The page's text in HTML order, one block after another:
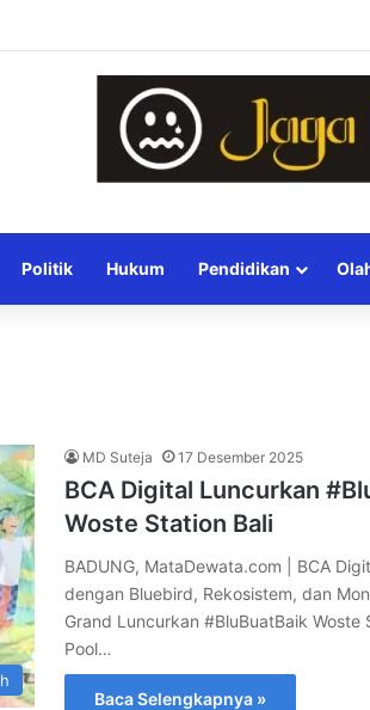
Politik Hukum Pendidikan
MD Suteja 17 Desember 2025
BCA Digital Luncurkan
Woste Station Bali
BADUNG, MataDewata.com | BCA
dengan Bluebird, Rekosistem, dan
Grand Luncurkan #BluBuatBaik Woste
Pool…
Baca Selengkapnya »